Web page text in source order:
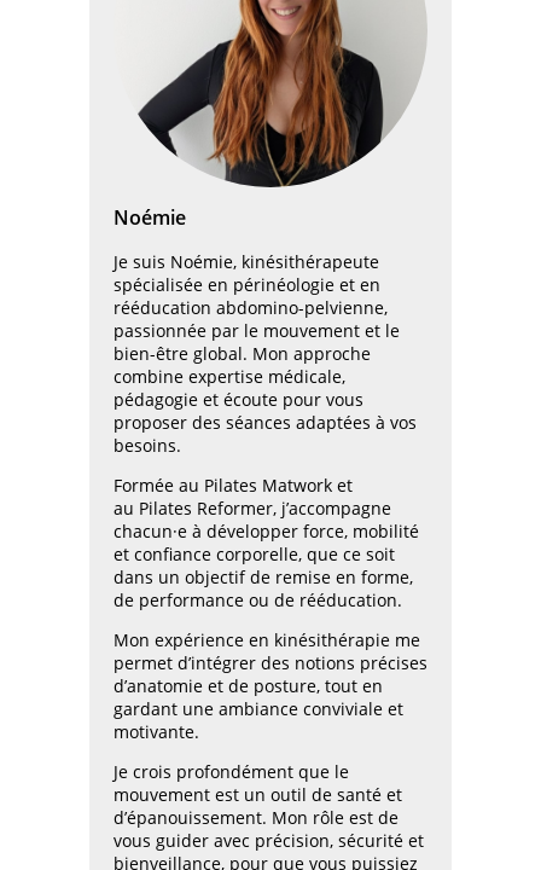
Noémie
Je suis Noémie, kinésithérapeute
spécialisée en périnéologie et en
rééducation abdomino-pelvienne,
passionnée par le mouvement et le
bien-être global. Mon approche
combine expertise médicale,
pédagogie et écoute pour vous
proposer des séances adaptées à vos
besoins.
Formée au Pilates Matwork et
au Pilates Reformer, j’accompagne
chacun·e à développer force, mobilité
et confiance corporelle, que ce soit
dans un objectif de remise en forme,
de performance ou de rééducation.
Mon expérience en kinésithérapie me
permet d’intégrer des notions précises
d’anatomie et de posture, tout en
gardant une ambiance conviviale et
motivante.
Je crois profondément que le
mouvement est un outil de santé et
d’épanouissement. Mon rôle est de
vous guider avec précision, sécurité et
bienveillance, pour que vous puissiez